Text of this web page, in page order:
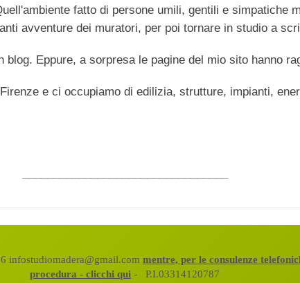
fatto di persone umili, gentili e simpatiche
avventure dei muratori, per poi tornare in studio a
Eppure, a sorpresa le pagine del mio sito hanno
e ci occupiamo di edilizia, strutture, impianti,
infostudiomadera@gmail.com mentre, per le consulenze
procedura - clicchi qui - P.I.03314120787